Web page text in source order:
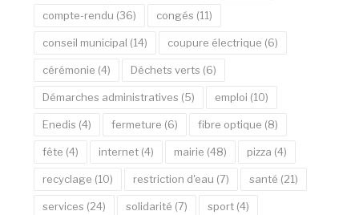
compte-rendu (36) congés (11)
conseil municipal (14) coupure électrique (6)
cérémonie (4) Déchets verts (6)
Démarches administratives (5) emploi (10)
Enedis (4) fermeture (6) fibre optique (8)
fête (4) internet (4) mairie (48) pizza (4)
recyclage (10) restriction d'eau (7) santé (21)
services (24) solidarité (7) sport (4)